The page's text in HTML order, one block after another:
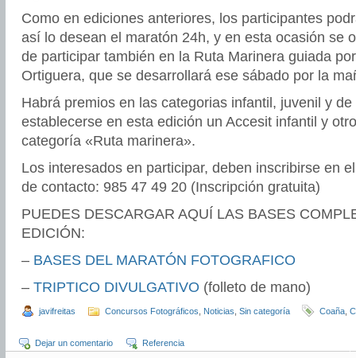
Como en ediciones anteriores, los participantes
así lo desean el maratón 24h, y en esta ocasión se
de participar también en la Ruta Marinera guiada
Ortiguera, que se desarrollará ese sábado por la
Habrá premios en las categorias infantil, juvenil y
establecerse en esta edición un Accesit infantil y
categoría «Ruta marinera».
Los interesados en participar, deben inscribirse en
de contacto: 985 47 49 20 (Inscripción gratuita)
PUEDES DESCARGAR AQUÍ LAS BASES
EDICIÓN:
– BASES DEL MARATÓN FOTOGRAFICO
– TRIPTICO DIVULGATIVO (folleto de mano)
javifreitas Concursos Fotográficos Noticias Sin categoría Coaña
Dejar un comentario Referencia